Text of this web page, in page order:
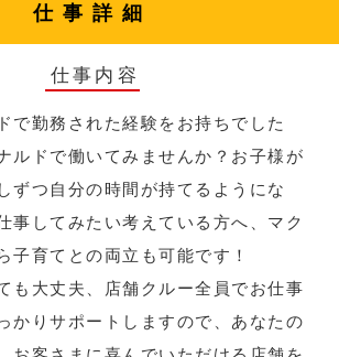
仕事詳細
仕事内容
で勤務された経験をお持ちでした
ルドで働いてみませんか？お子様が
ずつ自分の時間が持てるようにな
事してみたい考えている方へ、マク
子育てとの両立も可能です！
も大丈夫、店舗クルー全員でお仕事
かりサポートしますので、あなたの